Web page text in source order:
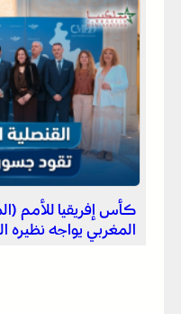
المغربي يواجه نظيره